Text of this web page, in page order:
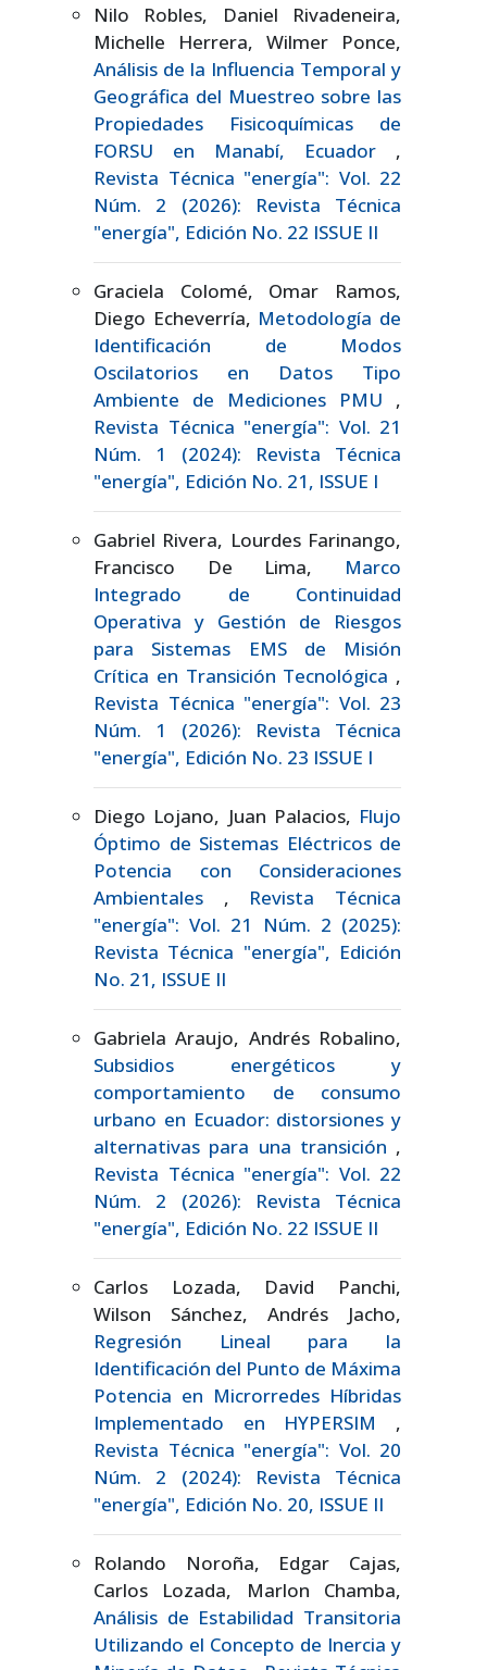
Nilo Robles, Daniel Rivadeneira,
Michelle Herrera, Wilmer Ponce,
Análisis de la Influencia Temporal y
Geográfica del Muestreo sobre las
Propiedades Fisicoquímicas de
FORSU en Manabí, Ecuador ,
Revista Técnica "energía": Vol. 22
Núm. 2 (2026): Revista Técnica
"energía", Edición No. 22 ISSUE II
Graciela Colomé, Omar Ramos,
Diego Echeverría, Metodología de
Identificación de Modos
Oscilatorios en Datos Tipo
Ambiente de Mediciones PMU ,
Revista Técnica "energía": Vol. 21
Núm. 1 (2024): Revista Técnica
"energía", Edición No. 21, ISSUE I
Gabriel Rivera, Lourdes Farinango,
Francisco De Lima, Marco
Integrado de Continuidad
Operativa y Gestión de Riesgos
para Sistemas EMS de Misión
Crítica en Transición Tecnológica ,
Revista Técnica "energía": Vol. 23
Núm. 1 (2026): Revista Técnica
"energía", Edición No. 23 ISSUE I
Diego Lojano, Juan Palacios, Flujo
Óptimo de Sistemas Eléctricos de
Potencia con Consideraciones
Ambientales , Revista Técnica
"energía": Vol. 21 Núm. 2 (2025):
Revista Técnica "energía", Edición
No. 21, ISSUE II
Gabriela Araujo, Andrés Robalino,
Subsidios energéticos y
comportamiento de consumo
urbano en Ecuador: distorsiones y
alternativas para una transición ,
Revista Técnica "energía": Vol. 22
Núm. 2 (2026): Revista Técnica
"energía", Edición No. 22 ISSUE II
Carlos Lozada, David Panchi,
Wilson Sánchez, Andrés Jacho,
Regresión Lineal para la
Identificación del Punto de Máxima
Potencia en Microrredes Híbridas
Implementado en HYPERSIM ,
Revista Técnica "energía": Vol. 20
Núm. 2 (2024): Revista Técnica
"energía", Edición No. 20, ISSUE II
Rolando Noroña, Edgar Cajas,
Carlos Lozada, Marlon Chamba,
Análisis de Estabilidad Transitoria
Utilizando el Concepto de Inercia y